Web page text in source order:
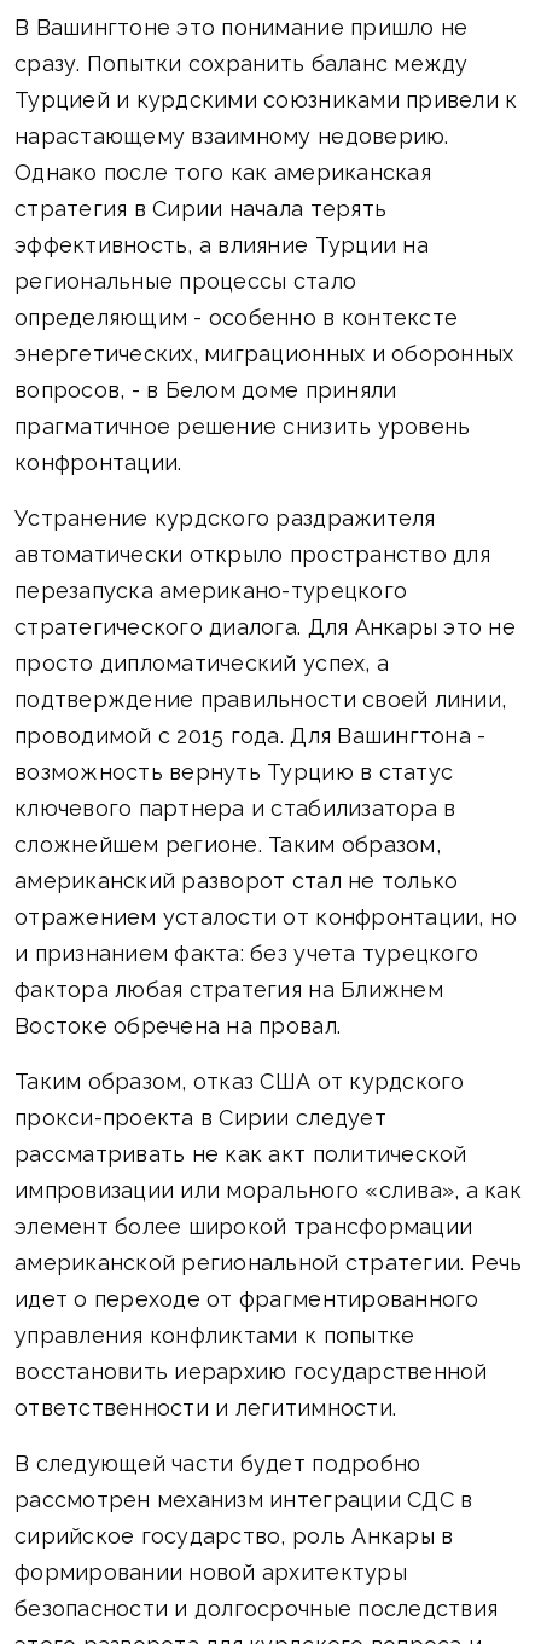
В Вашингтоне это понимание пришло не
сразу. Попытки сохранить баланс между
Турцией и курдскими союзниками привели к
нарастающему взаимному недоверию.
Однако после того как американская
стратегия в Сирии начала терять
эффективность, а влияние Турции на
региональные процессы стало
определяющим - особенно в контексте
энергетических, миграционных и оборонных
вопросов, - в Белом доме приняли
прагматичное решение снизить уровень
конфронтации.
Устранение курдского раздражителя
автоматически открыло пространство для
перезапуска американо-турецкого
стратегического диалога. Для Анкары это не
просто дипломатический успех, а
подтверждение правильности своей линии,
проводимой с 2015 года. Для Вашингтона -
возможность вернуть Турцию в статус
ключевого партнера и стабилизатора в
сложнейшем регионе. Таким образом,
американский разворот стал не только
отражением усталости от конфронтации, но
и признанием факта: без учета турецкого
фактора любая стратегия на Ближнем
Востоке обречена на провал.
Таким образом, отказ США от курдского
прокси-проекта в Сирии следует
рассматривать не как акт политической
импровизации или морального «слива», а как
элемент более широкой трансформации
американской региональной стратегии. Речь
идет о переходе от фрагментированного
управления конфликтами к попытке
восстановить иерархию государственной
ответственности и легитимности.
В следующей части будет подробно
рассмотрен механизм интеграции СДС в
сирийское государство, роль Анкары в
формировании новой архитектуры
безопасности и долгосрочные последствия